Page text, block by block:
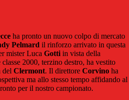
ha pronto un nuovo colpo di mercato
Pelmard il rinforzo arrivato in questa
mister Luca Gotti in vista della
2000, terzino destro, ha vestito
del Clermont. Il direttore Corvino ha
ma allo stesso tempo affidando al
per il nostro campionato.